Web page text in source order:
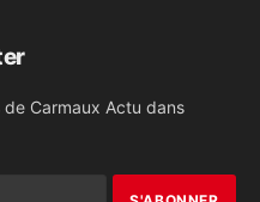
Carmaux Actu dans